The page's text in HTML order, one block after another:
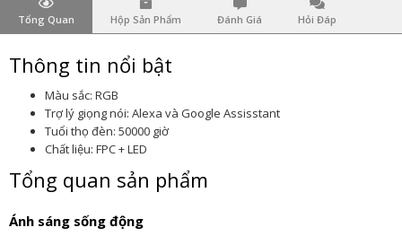
Tổng Quan Hộp Sản Phẩm Đánh Giá Hỏi Đáp
Thông tin nổi bật
Màu sắc: RGB
Trợ lý giọng nói: Alexa và Google Assisstant
Tuổi thọ đèn: 50000 giờ
Chất liệu: FPC + LED
Tổng quan sản phẩm
Ánh sáng sống động